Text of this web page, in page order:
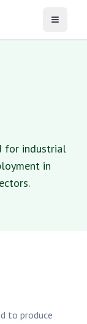
Open
for industrial
in
to produce